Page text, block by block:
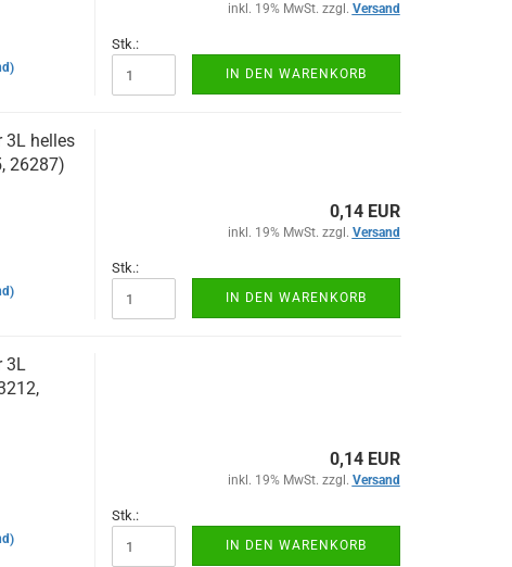
inkl. 19% MwSt. zzgl. Versand
Stk.:
IN DEN WARENKORB
3L helles
26287)
0,14 EUR
inkl. 19% MwSt. zzgl. Versand
Stk.:
IN DEN WARENKORB
3L
0,14 EUR
inkl. 19% MwSt. zzgl. Versand
Stk.:
IN DEN WARENKORB